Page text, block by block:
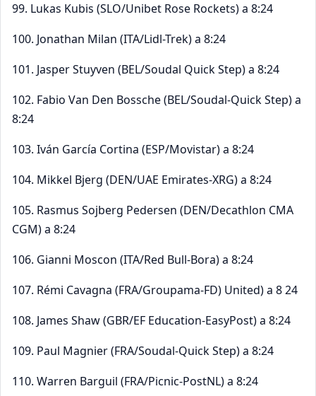
99. Lukas Kubis (SLO/Unibet Rose Rockets) a 8:24
100. Jonathan Milan (ITA/Lidl-Trek) a 8:24
101. Jasper Stuyven (BEL/Soudal Quick Step) a 8:24
102. Fabio Van Den Bossche (BEL/Soudal-Quick Step) a
8:24
103. Iván García Cortina (ESP/Movistar) a 8:24
104. Mikkel Bjerg (DEN/UAE Emirates-XRG) a 8:24
105. Rasmus Sojberg Pedersen (DEN/Decathlon CMA
CGM) a 8:24
106. Gianni Moscon (ITA/Red Bull-Bora) a 8:24
107. Rémi Cavagna (FRA/Groupama-FD) United) a 8 24
108. James Shaw (GBR/EF Education-EasyPost) a 8:24
109. Paul Magnier (FRA/Soudal-Quick Step) a 8:24
110. Warren Barguil (FRA/Picnic-PostNL) a 8:24